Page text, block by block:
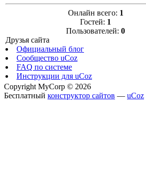
Онлайн всего: 1
Гостей: 1
Пользователей: 0
Друзья сайта
Официальный блог
Сообщество uCoz
FAQ по системе
Инструкции для uCoz
Copyright MyCorp © 2026
Бесплатный конструктор сайтов — uCoz